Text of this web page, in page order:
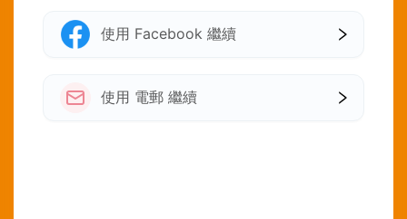
使用 Facebook 繼續
使用 電郵 繼續